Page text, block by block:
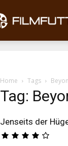
Home Tags
Tag:
Jenseits der